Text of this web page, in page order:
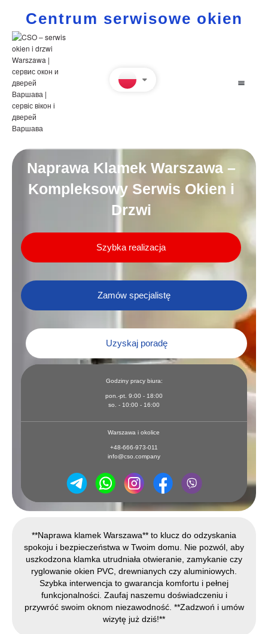
Centrum serwisowe okien
Naprawa Klamek Warszawa –
Kompleksowy Serwis Okien i
Drzwi
Szybka realizacja
Zamów specjalistę
Uzyskaj poradę
Godziny pracy biura:
pon.-pt. 9:00 - 18:00
so. - 10:00 - 16:00
Warszawa i okolice
+48-666-973-011
info@cso.company
**Naprawa klamek Warszawa** to klucz do odzyskania
spokoju i bezpieczeństwa w Twoim domu. Nie pozwól, aby
uszkodzona klamka utrudniała otwieranie, zamykanie czy
ryglowanie okien PVC, drewnianych czy aluminiowych.
Szybka interwencja to gwarancja komfortu i pełnej
funkcjonalności. Zaufaj naszemu doświadczeniu i
przywróć swoim oknom niezawodność. **Zadzwoń i umów
wizytę już dziś!**